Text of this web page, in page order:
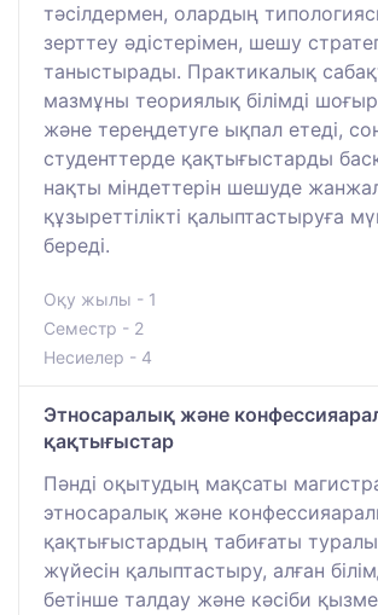
тәсілдермен, олардың
зерттеу әдістерімен, шешу
таныстырады. Практикалық
мазмұны теориялық білімді
және тереңдетуге ықпал етеді,
студенттерде қақтығыстарды
нақты міндеттерін шешуде
құзыреттілікті қалыптастыруға
береді.
Оқу жылы - 1
Семестр - 2
Несиелер - 4
Этносаралық және
қақтығыстар
Пәнді оқытудың мақсаты
этносаралық және
қақтығыстардың табиғаты туралы
жүйесін қалыптастыру, алған
бетінше талдау және кәсіби